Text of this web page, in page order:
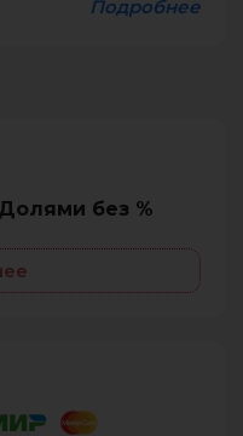
Подробнее
без %